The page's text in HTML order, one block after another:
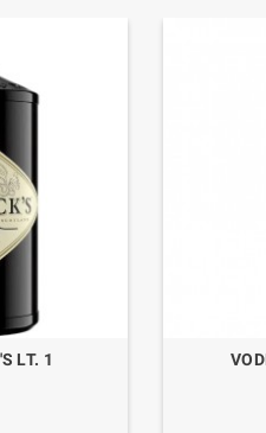
LT. 1